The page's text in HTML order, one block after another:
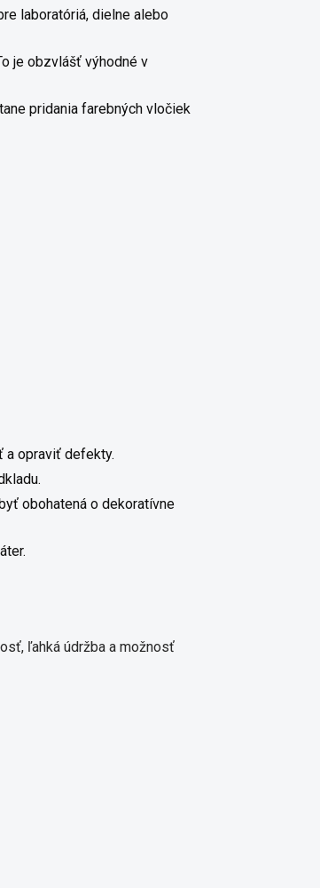
laboratóriá, dielne alebo
je obzvlášť výhodné v
pridania farebných vločiek
a opraviť defekty.
obohatená o dekoratívne
ľahká údržba a možnosť